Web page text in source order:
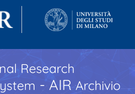
Research
- AIR Archivio